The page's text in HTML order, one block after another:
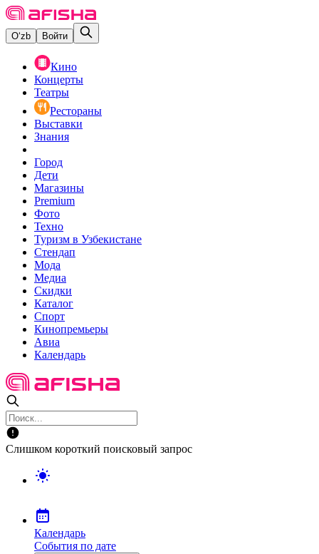
O‘zb Войти
Кино
Концерты
Театры
Рестораны
Выставки
Знания
Город
Дети
Магазины
Premium
Фото
Техно
Туризм в Узбекистане
Стендап
Мода
Медиа
Скидки
Каталог
Спорт
Кинопремьеры
Авиа
Календарь
Слишком короткий поисковый запрос
Календарь
События по дате